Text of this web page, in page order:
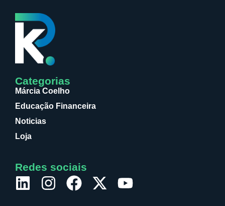
Categorias
Márcia Coelho
Educação Financeira
Noticias
Loja
Redes sociais